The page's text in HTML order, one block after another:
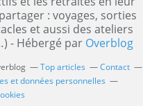
: voyages, sorties
et aussi des ateliers
- Hébergé par Overblog
Top articles
Contact
et données personnelles